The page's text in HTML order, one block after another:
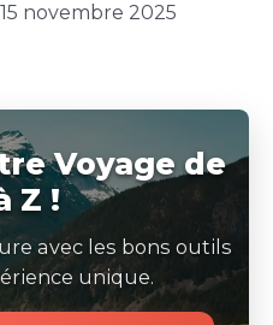
novembre 2025
Voyage de
Z !
avec les bons outils
unique.